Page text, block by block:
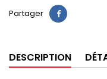
Partager
DESCRIPTION